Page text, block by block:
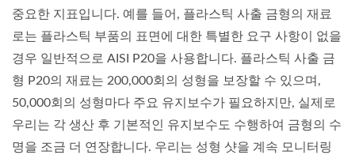
중요한 지표입니다. 예를 들어, 플라스틱 사출 금형의 재료
로는 플라스틱 부품의 표면에 대한 특별한 요구 사항이 없을
경우 일반적으로 AISI P20을 사용합니다. 플라스틱 사출 금
형 P20의 재료는 200,000회의 성형을 보장할 수 있으며,
50,000회의 성형마다 주요 유지보수가 필요하지만, 실제로
우리는 각 생산 후 기본적인 유지보수도 수행하여 금형의 수
명을 조금 더 연장합니다. 우리는 성형 샷을 계속 모니터링